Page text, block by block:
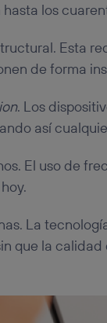
los
Esta
de forma
. Los
así
El uso de
La
que la calidad